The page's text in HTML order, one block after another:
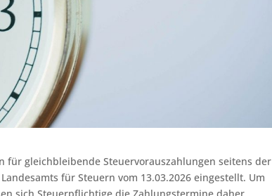
für gleichbleibende Steuervorauszahlungen seitens der
für Steuern vom 13.03.2026 eingestellt. Um